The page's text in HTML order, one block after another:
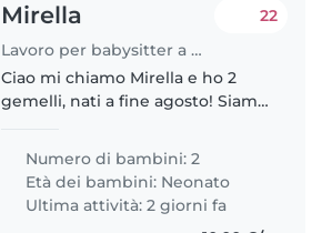
Mirella
Lavoro per babysitter a Milano
22
Ciao mi chiamo Mirella e ho 2
gemelli, nati a fine agosto! Siamo
in zona Forlanini (fermata
Repetti M blu) vicino Linate. Vi
chiedo di verificare..
Numero di bambini: 2
Età dei bambini: Neonato
Ultima attività: 2 giorni fa